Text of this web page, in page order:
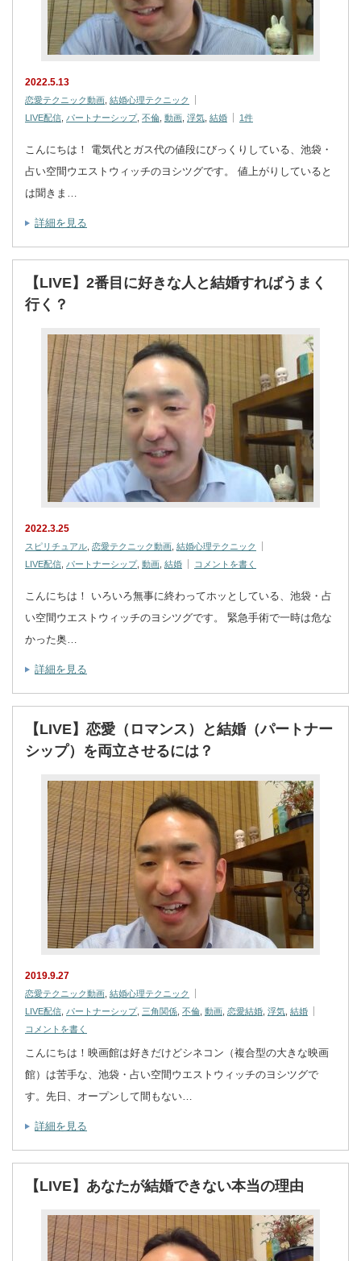
2022.5.13
恋愛テクニック動画 結婚心理テクニック
LIVE配信 パートナーシップ, 不倫 動画 浮気 結婚 1件
こんにちは！ 電気代とガス代の値段にびっくりしている、池袋・
占い空間ウエストウィッチのヨシツグです。 値上がりしていると
は聞きま…
詳細を見る
【LIVE】2番目に好きな人と結婚すればうまく
行く？
2022.3.25
スピリチュアル 恋愛テクニック動画 結婚心理テクニック
LIVE配信 パートナーシップ 動画 結婚 コメントを書く
こんにちは！ いろいろ無事に終わってホッとしている、池袋・占
い空間ウエストウィッチのヨシツグです。 緊急手術で一時は危な
かった奥…
詳細を見る
【LIVE】恋愛（ロマンス）と結婚（パートナー
シップ）を両立させるには？
2019.9.27
恋愛テクニック動画 結婚心理テクニック
LIVE配信 パートナーシップ, 三角関係 不倫 動画 恋愛結婚 浮気 結婚
コメントを書く
こんにちは！映画館は好きだけどシネコン（複合型の大きな映画
館）は苦手な、池袋・占い空間ウエストウィッチのヨシツグで
す。先日、オープンして間もない…
詳細を見る
【LIVE】あなたが結婚できない本当の理由